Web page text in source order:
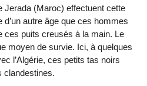
Jerada (Maroc) effectuent cette
autre âge que ces hommes
ces puits creusés à la main. Le
moyen de survie. Ici, à quelques
l’Algérie, ces petits tas noirs
clandestines.